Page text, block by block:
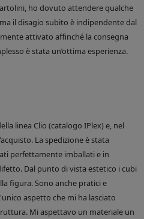
ho dovuto attendere qualche
il disagio subito è indipendente dal
attivato affinché la consegna
è stata un’ottima esperienza.
linea Clio (catalogo IPlex) e, nel
La spedizione è stata
perfettamente imballati e in
Dal punto di vista estetico i cubi
figura. Sono anche pratici e
aspetto che mi ha lasciato
Mi aspettavo un materiale un